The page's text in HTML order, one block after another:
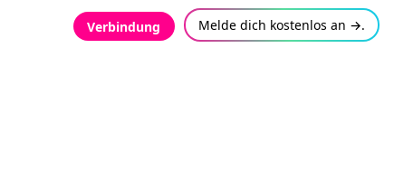
Verbindung Melde dich kostenlos an →.